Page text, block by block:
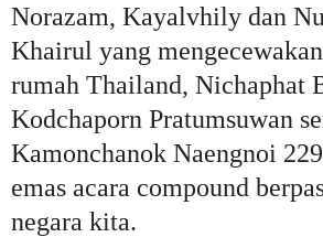
Norazam, Kayalvhily dan
Khairul yang
rumah Thailand, Nichaphat
Kodchaporn Pratumsuwan
Kamonchanok Naengnoi
emas acara compound
negara kita.